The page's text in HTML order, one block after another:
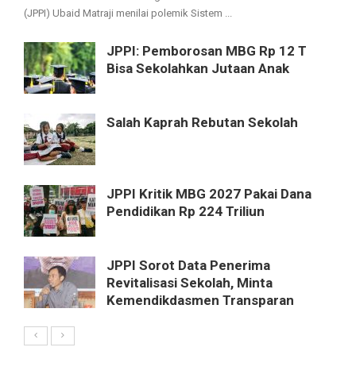
(JPPI) Ubaid Matraji menilai polemik Sistem ...
JPPI: Pemborosan MBG Rp 12 T
Bisa Sekolahkan Jutaan Anak
Salah Kaprah Rebutan Sekolah
JPPI Kritik MBG 2027 Pakai Dana
Pendidikan Rp 224 Triliun
JPPI Sorot Data Penerima
Revitalisasi Sekolah, Minta
Kemendikdasmen Transparan